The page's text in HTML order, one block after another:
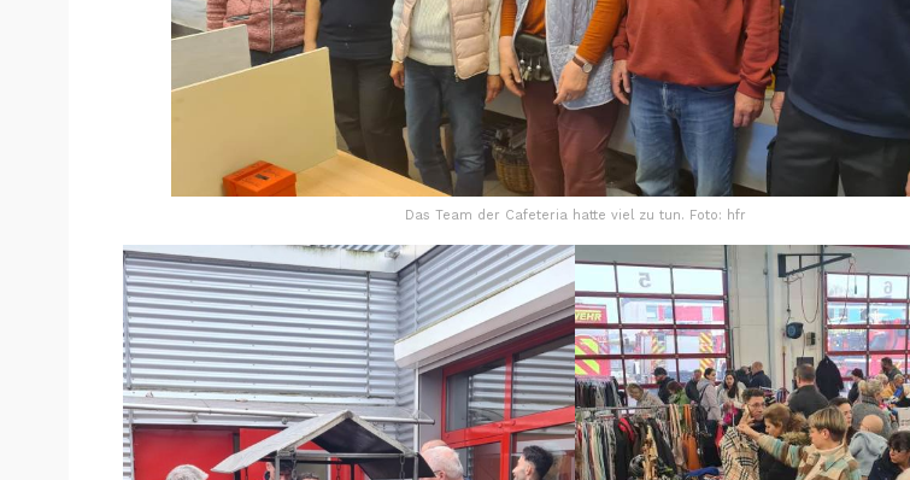
Das Team der Cafeteria hatte viel zu tun. Foto: hfr